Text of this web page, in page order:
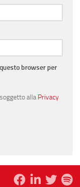
browser per
alla Privacy